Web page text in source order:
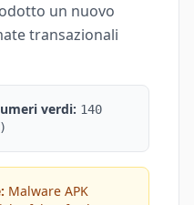
un nuovo
transazionali
verdi: 140
Malware APK